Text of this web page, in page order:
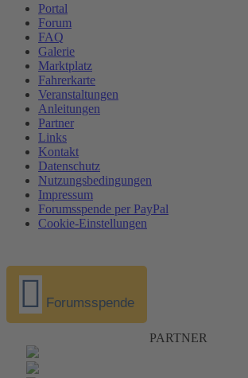
Portal
Forum
FAQ
Galerie
Marktplatz
Fahrerkarte
Veranstaltungen
Anleitungen
Partner
Links
Kontakt
Datenschutz
Nutzungsbedingungen
Impressum
Forumsspende per PayPal
Cookie-Einstellungen
Forumsspende
PARTNER